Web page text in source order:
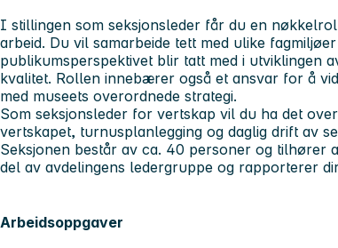
I stillingen som seksjonsleder får du en
arbeid. Du vil samarbeide tett med ulike
publikumsperspektivet blir tatt med i utviklingen
kvalitet. Rollen innebærer også et ansvar for å
med museets overordnede strategi.
Som seksjonsleder for vertskap vil du ha det
vertskapet, turnusplanlegging og daglig drift av
Seksjonen består av ca. 40 personer og tilhører
del av avdelingens ledergruppe og rapporterer
Arbeidsoppgaver